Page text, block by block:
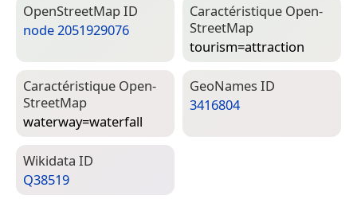
Open­Street­Map ID
node 2051929076
Caractéristique Open­
Street­Map
tourism=­attraction
Caractéristique Open­
Street­Map
waterway=­waterfall
Geo­Names ID
3416804
Wiki­data ID
Q38519